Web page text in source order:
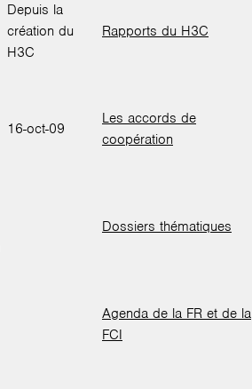
Depuis la
création du
H3C
Rapports du H3C
16-oct-09
Les accords de
coopération
Dossiers thématiques
Agenda de la FR et de la
FCI